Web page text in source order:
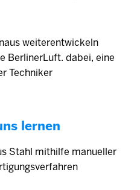
weiterentwickeln
BerlinerLuft. dabei, eine
Techniker
lernen
Stahl mithilfe manueller